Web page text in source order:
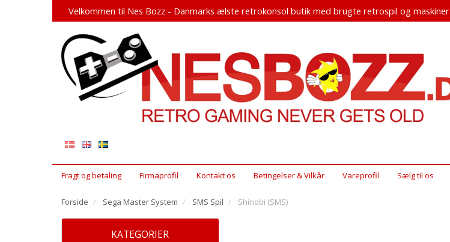
Velkommen til Nes Bozz - Danmarks ælste retrokonsol butik med brugte retrospil og maskiner
Fragt og betaling Firmaprofil Kontakt os Betingelser & Vilkår Vareprofil Sælg til os
Forside Sega Master System SMS Spil Shinobi (SMS)
KATEGORIER